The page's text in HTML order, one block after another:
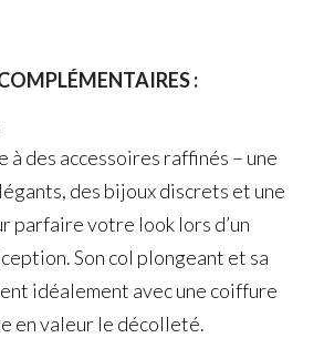
:
des accessoires raffinés – une
des bijoux discrets et une
parfaire votre look lors d’un
Son col plongeant et sa
idéalement avec une coiffure
en valeur le décolleté.